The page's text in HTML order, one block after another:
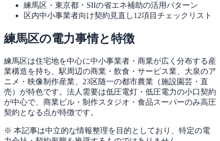
練馬区・東京都・SIIの省エネ補助の活用パターン
区内中小事業者向け契約見直し12項目チェックリスト
練馬区の電力事情と特徴
練馬区は住宅地を中心に中小事業者・商業が広く分布する産
業構造を持ち、駅周辺の商業・飲食・サービス業、大泉のア
ニメ・映像制作産業、23区随一の都市農業（施設園芸・直
売）が特色です。法人需要は低圧電灯・低圧電力の小口契約
が中心で、商業ビル・制作スタジオ・食品スーパーのみ高圧
契約となる点が特徴です。
※ 本記事は中立的な情報整理を目的としており、特定の電